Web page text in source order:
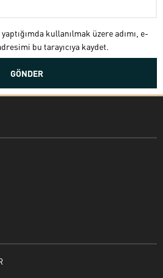
kullanılmak üzere adımı, e-
bu tarayıcıya kaydet.